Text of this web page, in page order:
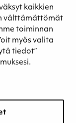
kaikkien
välttämättömät
toiminnan
myös valita
tiedot”